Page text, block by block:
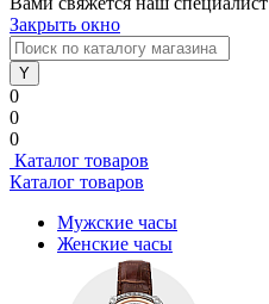
Закрыть окно
0
0
0
Каталог товаров
Каталог товаров
Мужские часы
Женские часы